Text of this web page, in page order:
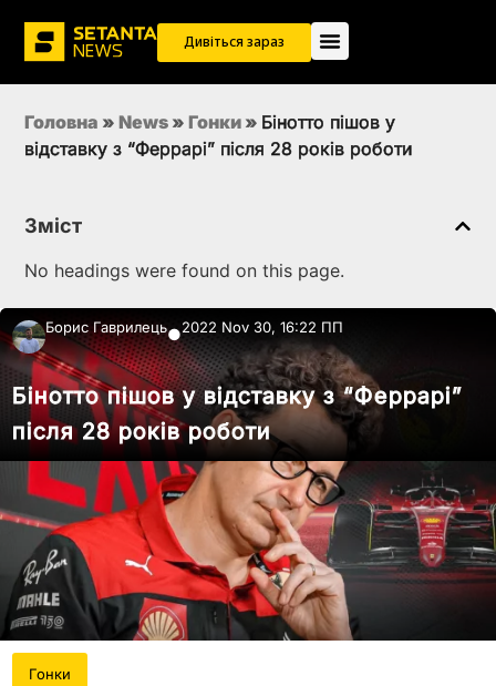
Дивіться зараз
Головна » News » Гонки » Бінотто пішов у
відставку з “Феррарі” після 28 років роботи
Зміст
No headings were found on this page.
Борис Гаврилець●2022 Nov 30, 16:22 ПП
Бінотто пішов у відставку з “Феррарі”
після 28 років роботи
Гонки